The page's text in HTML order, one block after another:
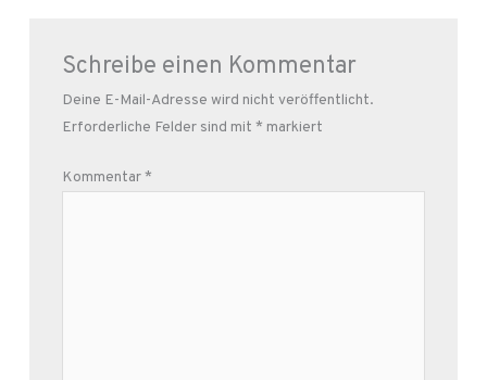
Schreibe einen Kommentar
Deine E-Mail-Adresse wird nicht veröffentlicht.
Erforderliche Felder sind mit * markiert
Kommentar*